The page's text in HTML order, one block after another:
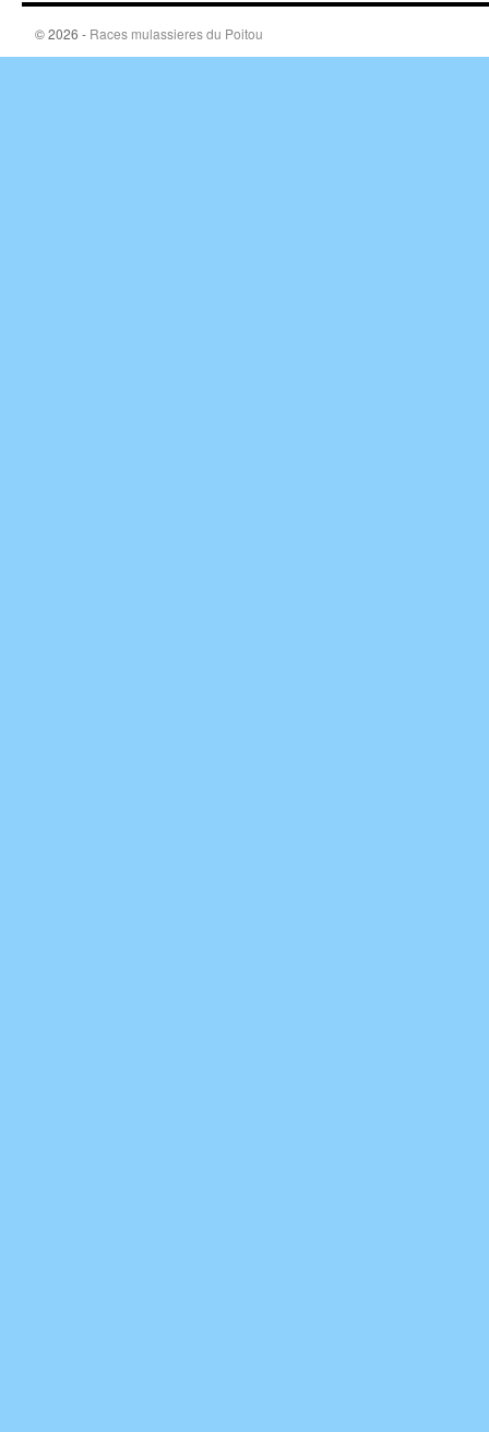
© 2026 - Races mulassieres du Poitou